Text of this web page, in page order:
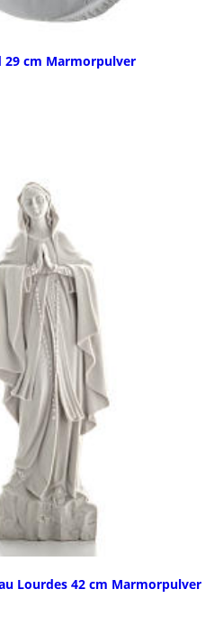
29 cm Marmorpulver
Lourdes 42 cm Marmorpulver